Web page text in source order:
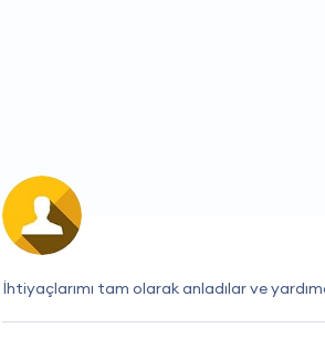
Müşteri hizmetleri çok yardımsever ve kibar.